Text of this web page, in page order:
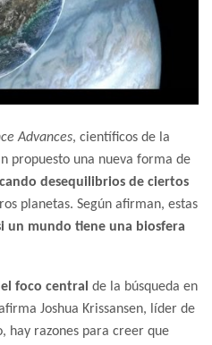
Advances, científicos de la
propuesto una nueva forma de
desequilibrios de ciertos
planetas. Según afirman, estas
un mundo tiene una biosfera
foco central de la búsqueda en
Joshua Krissansen, líder de
hay razones para creer que